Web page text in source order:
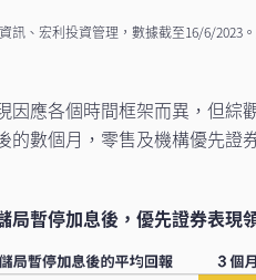
訊、宏利投資管理，數據截至16/6/2023
因應各個時間框架而異，但綜
的數個月，零售及機構優先證
局暫停加息後，優先證券表現